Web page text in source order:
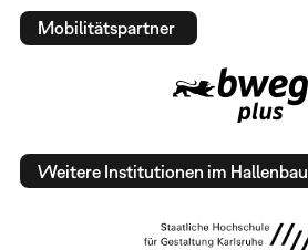
Mobilitätspartner
Weitere Institutionen im Hallenbau